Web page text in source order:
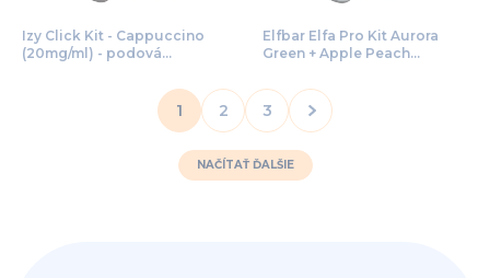
Izy Click Kit - Cappuccino
(20mg/ml) - podová
Elfbar Elfa Pro Kit Aurora
Green + Apple Peach
bezdymka
1 2 3
NAČÍTAŤ ĎALŠIE